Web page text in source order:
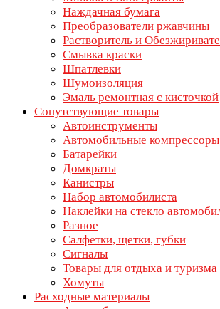
Наждачная бумага
Преобразователи ржавчины
Растворитель и
Смывка краски
Шпатлевки
Шумоизоляция
Эмаль ремонтная с кисточкой
Сопутствующие товары
Автоинструменты
Автомобильные
Батарейки
Домкраты
Канистры
Набор автомобилиста
Наклейки на стекло
Разное
Салфетки, щетки, губки
Сигналы
Товары для отдыха и туризма
Хомуты
Расходные материалы